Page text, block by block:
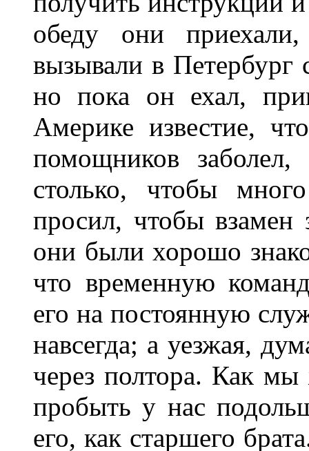
обеду они
вызывали в Петербург
но пока он ехал,
Америке известие,
помощников заболел,
столько, чтобы
просил, чтобы взамен
они были хорошо
что временную
его на постоянную
навсегда; а уезжая,
через полтора. Как
пробыть у нас
его, как старшего